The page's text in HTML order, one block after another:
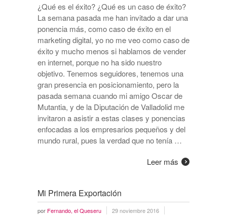
¿Qué es el éxito? ¿Qué es un caso de éxito?
La semana pasada me han invitado a dar una
ponencia más, como caso de éxito en el
marketing digital, yo no me veo como caso de
éxito y mucho menos si hablamos de vender
en internet, porque no ha sido nuestro
objetivo. Tenemos seguidores, tenemos una
gran presencia en posicionamiento, pero la
pasada semana cuando mi amigo Oscar de
Mutantia, y de la Diputación de Valladolid me
invitaron a asistir a estas clases y ponencias
enfocadas a los empresarios pequeños y del
mundo rural, pues la verdad que no tenía …
Leer más
Mi Primera Exportación
por Fernando, el Queseru
29 noviembre 2016